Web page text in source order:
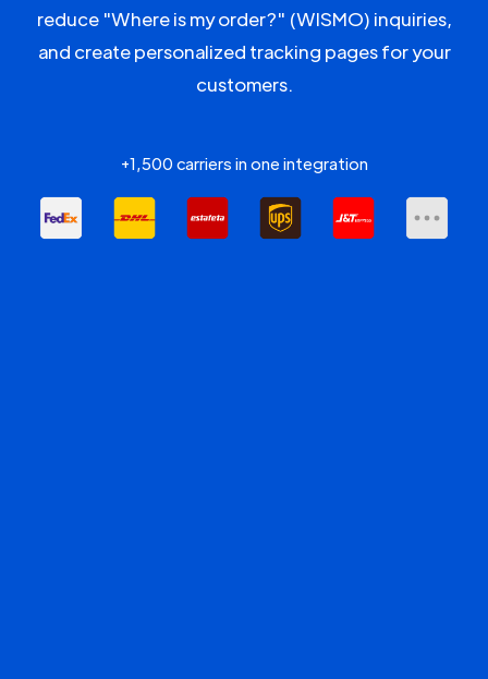
reduce "Where is my order?" (WISMO) inquiries,
and create personalized tracking pages for your
customers.
+1,500 carriers in one integration